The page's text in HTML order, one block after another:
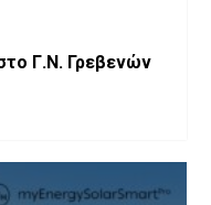
στο Γ.Ν. Γρεβενών